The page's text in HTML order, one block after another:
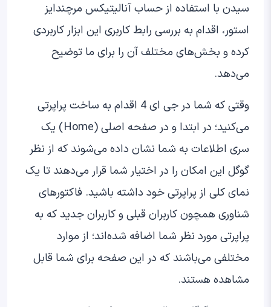
سیدن با استفاده از حساب آنالیتیکس مرچندایز
استور، اقدام به بررسی رابط کاربری این ابزار کاربردی
کرده و بخش‌های مختلف آن را برای ما توضیح
می‌دهد.
وقتی که شما در جی ای 4 اقدام به ساخت پراپرتی
می‌کنید؛ در ابتدا و در صفحه اصلی (Home) یک
سری اطلاعات به شما نشان داده می‌شوند که از نظر
گوگل این امکان را در اختیار شما قرار می‌دهند تا یک
نمای کلی از پراپرتی خود داشته باشید. فاکتورهای
شناوری همچون کاربران قبلی و کاربران جدید که به
پراپرتی مورد نظر شما اضافه شده‌اند؛ از موارد
مختلفی می‌باشند که در این صفحه برای شما قابل
مشاهده هستند.